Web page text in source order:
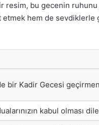
resim, bu gecenin
etmek hem de sevdiklerle
bir Kadir Gecesi
kabul olması